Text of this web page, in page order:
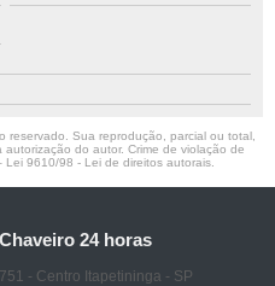
Sua reprodução, parcial ou total,
do autor. Crime de violação de
Lei 9610/98 - Lei de direitos autorais
24 horas
- Centro Itapetininga - SP